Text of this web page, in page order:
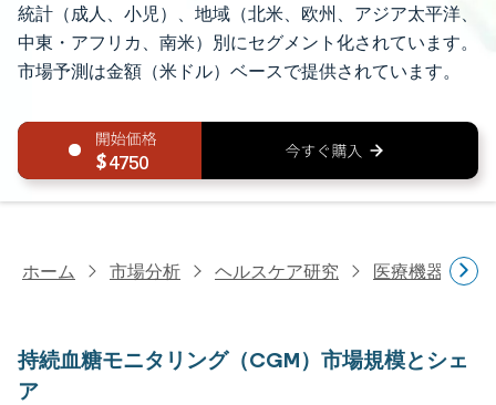
統計（成人、小児）、地域（北米、欧州、アジア太平洋、
中東・アフリカ、南米）別にセグメント化されています。
市場予測は金額（米ドル）ベースで提供されています。
4750
ホーム 市場分析 ヘルスケア研究 医療機器研究
持続血糖モニタリング（CGM）市場規模とシェ
ア